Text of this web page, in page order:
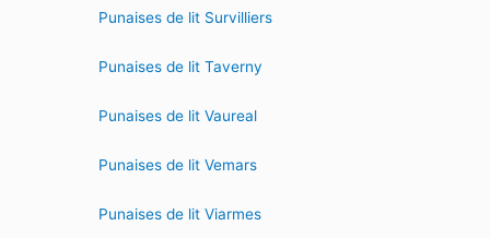
Punaises de lit Survilliers
Punaises de lit Taverny
Punaises de lit Vaureal
Punaises de lit Vemars
Punaises de lit Viarmes